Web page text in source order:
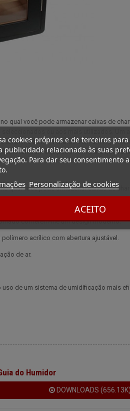
cookies próprios e de terceiros
publicidade relacionada às suas
Para dar seu consentimento
Personalização de cookies
ACEITO
qual você pode armazenar caixas de
ou aos mais utilizados. Um
moderno. Vendido com um
também equipado com bandejas
qual você pode armazenar caixas de
ou aos mais utilizados.
conferem-lhe um design moderno.
acrílico com abertura ajustável.
de ar.
de um sistema de umidificação mais
do Humidor
DOWNLOADS (656.13K)